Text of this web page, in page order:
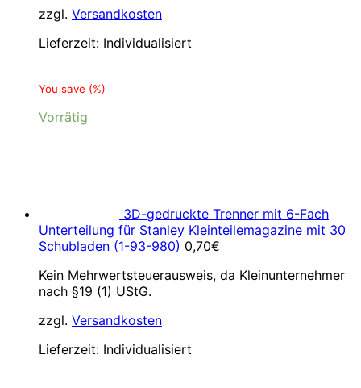
zzgl. Versandkosten
Lieferzeit: Individualisiert
You save (%)
Vorrätig
3D-gedruckte Trenner mit 6-Fach
Unterteilung für Stanley Kleinteilemagazine mit 30
Schubladen (1-93-980) 0,70€
Kein Mehrwertsteuerausweis, da Kleinunternehmer
nach §19 (1) UStG.
zzgl. Versandkosten
Lieferzeit: Individualisiert